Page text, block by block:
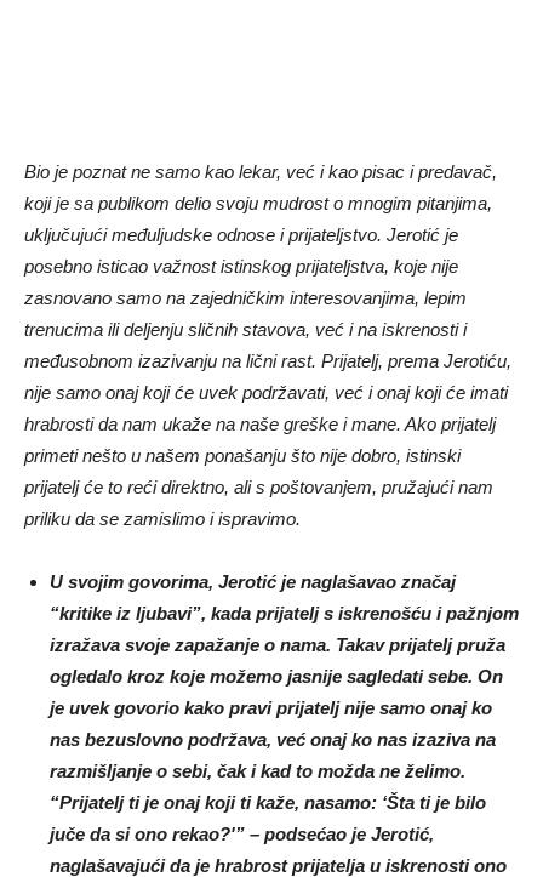
Bio je poznat ne samo kao lekar, već i kao pisac i predavač,
koji je sa publikom delio svoju mudrost o mnogim pitanjima,
uključujući međuljudske odnose i prijateljstvo. Jerotić je
posebno isticao važnost istinskog prijateljstva, koje nije
zasnovano samo na zajedničkim interesovanjima, lepim
trenucima ili deljenju sličnih stavova, već i na iskrenosti i
međusobnom izazivanju na lični rast. Prijatelj, prema Jerotiću,
nije samo onaj koji će uvek podržavati, već i onaj koji će imati
hrabrosti da nam ukaže na naše greške i mane. Ako prijatelj
primeti nešto u našem ponašanju što nije dobro, istinski
prijatelj će to reći direktno, ali s poštovanjem, pružajući nam
priliku da se zamislimo i ispravimo.
U svojim govorima, Jerotić je naglašavao značaj
“kritike iz ljubavi”, kada prijatelj s iskrenošću i pažnjom
izražava svoje zapažanje o nama. Takav prijatelj pruža
ogledalo kroz koje možemo jasnije sagledati sebe. On
je uvek govorio kako pravi prijatelj nije samo onaj ko
nas bezuslovno podržava, već onaj ko nas izaziva na
razmišljanje o sebi, čak i kad to možda ne želimo.
“Prijatelj ti je onaj koji ti kaže, nasamo: ‘Šta ti je bilo
juče da si ono rekao?'” – podsećao je Jerotić,
naglašavajući da je hrabrost prijatelja u iskrenosti ono